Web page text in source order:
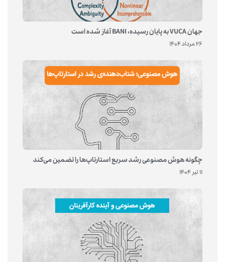
جهان VUCA به پایان رسیده، BANI آغاز شده است
26 مرداد 1404
چگونه هوش مصنوعی رشد سریع استارتاپ‌ها را تضمین می‌کند
11 تیر 1404